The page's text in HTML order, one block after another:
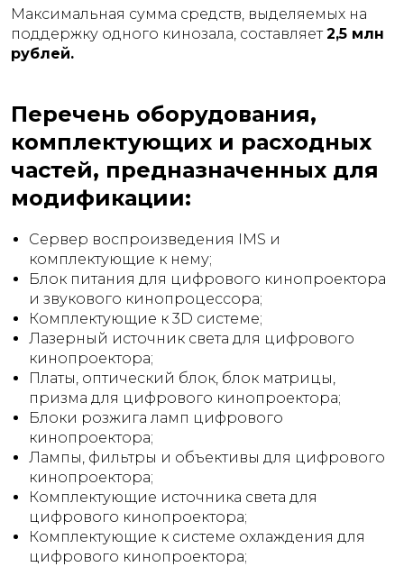
Максимальная сумма средств, выделяемых на
поддержку одного кинозала, составляет2,5 млн
рублей.
Перечень оборудования,
комплектующих и расходных
частей, предназначенных для
модификации:
Сервер воспроизведения IMS и
комплектующие к нему;
Блок питания для цифрового кинопроектора
и звукового кинопроцессора;
Комплектующие к 3D системе;
Лазерный источник света для цифрового
кинопроектора;
Платы, оптический блок, блок матрицы,
призма для цифрового кинопроектора;
Блоки розжига ламп цифрового
кинопроектора;
Лампы, фильтры и объективы для цифрового
кинопроектора;
Комплектующие источника света для
цифрового кинопроектора;
Комплектующие к системе охлаждения для
цифрового кинопроектора;